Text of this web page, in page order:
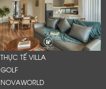
THỰC TẾ VILLA
GOLF
NOVAWORLD